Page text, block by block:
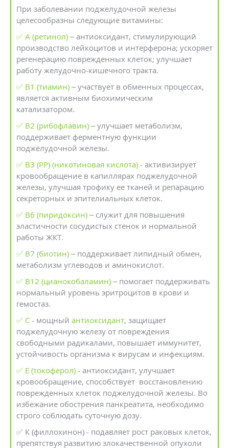
При заболевании поджелудочной железы
целесообразны следующие витамины:
✅ А (ретинол)– антиоксидант, стимулирующий
производство лейкоцитов и интерферона; ускоряет
регенерацию поврежденных клеток; улучшает
работу желудочно-кишечного тракта.
✅ В1 (тиамин)– участвует в обменных процессах,
является активным биохимическим
катализатором.
✅ В2 (рибофлавин)– улучшает метаболизм,
поддерживает ферментную функции
поджелудочной железы.
✅ В3 (РР) (никотиновая кислота)- активизирует
кровообращение в капиллярах поджелудочной
железы, улучшая трофику ее тканей и репарацию
секреторных и эпителиальных клеток.
✅ В6 (пиридоксин)– служит для повышения
эластичности сосудистых стенок и нормальной
работы ЖКТ.
✅ В7 (биотин)– поддерживает липидный обмен,
метаболизм углеводов и аминокислот.
✅ В12 (цианокобаламин)– помогает поддерживать
нормальный уровень эритроцитов в крови и
гемостаз.
✅ С- мощный антиоксидант, защищает
поджелудочную железу от повреждения
свободными радикалами, повышает иммунитет,
устойчивость организма к вирусам и инфекциям.
✅ Е (токоферол)- антиоксидант, улучшает
кровообращение, способствует восстановлению
поврежденных клеток поджелудочной железы. Во
избежание обострения панкреатита, необходимо
строго соблюдать суточную дозу.
✅ К (филлохинон) - подавляет рост раковых клеток,
препятствуя развитию злокачественной опухоли